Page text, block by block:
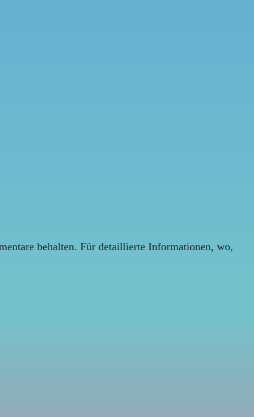
behalten. Für detaillierte Informationen, wo,